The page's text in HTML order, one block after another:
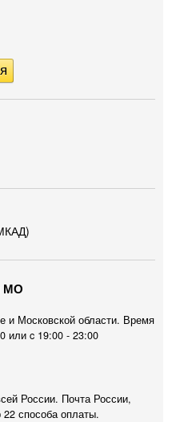
МО
и Московской области. Время
или c 19:00 - 23:00
России. Почта России,
способа оплаты.